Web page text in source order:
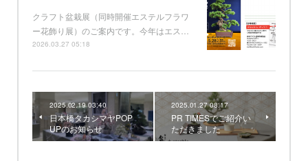
クラフト盆栽展（同時開催エステルフラワ
ー花飾り展）のご案内です。今年はエス…
2026.03.27 05:18
2025.02.19 03:40
日本橋タカシマヤPOP
UPのお知らせ
2025.01.27 08:17
PR TIMESでご紹介い
ただきました